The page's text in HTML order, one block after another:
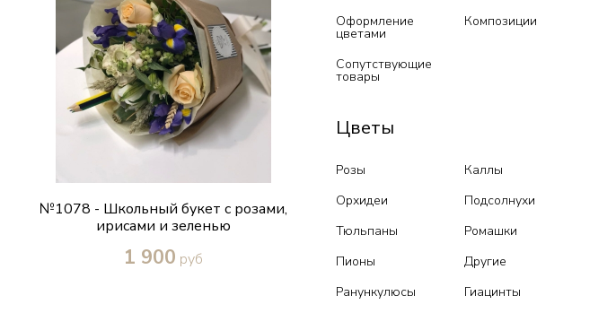
№1078 - Школьный букет с розами,
ирисами и зеленью
1 900 руб
Оформление
цветами
Композиции
Сопутствующие
товары
Цветы
Розы
Каллы
Орхидеи
Подсолнухи
Тюльпаны
Ромашки
Пионы
Другие
Ранункулюсы
Гиацинты